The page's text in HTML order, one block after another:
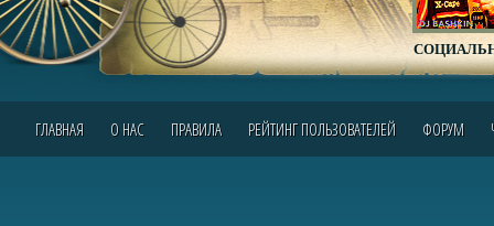
ГЛАВНАЯ О НАС ПРАВИЛА РЕЙТИНГ ПОЛЬЗОВАТЕЛЕЙ ФОРУМ